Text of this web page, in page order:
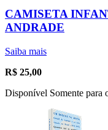
CAMISETA
ANDRADE
Saiba mais
R$ 25,00
Disponível Somente para